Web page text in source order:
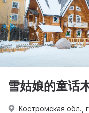
雪姑娘的童话
Костромская обл.,